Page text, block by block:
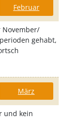
Februar
November/
gehabt,
März
und kein